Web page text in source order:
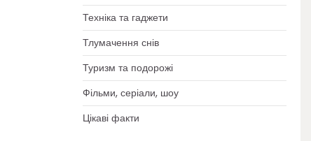
Техніка та гаджети
Тлумачення снів
Туризм та подорожі
Фільми, серіали, шоу
Цікаві факти